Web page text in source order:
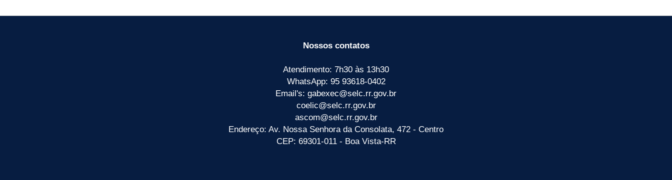
Nossos contatos
Atendimento: 7h30 às 13h30
WhatsApp: 95 93618-0402
Email's: gabexec@selc.rr.gov.br
coelic@selc.rr.gov.br
ascom@selc.rr.gov.br
Endereço: Av. Nossa Senhora da Consolata, 472 - Centro
CEP: 69301-011 - Boa Vista-RR